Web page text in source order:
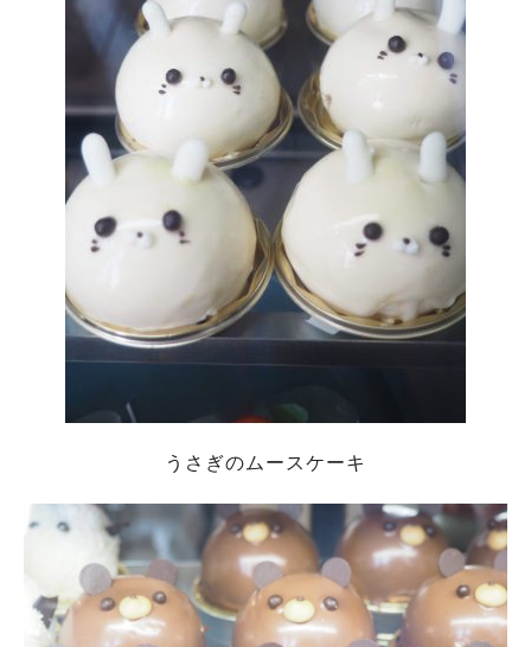
うさぎのムースケーキ